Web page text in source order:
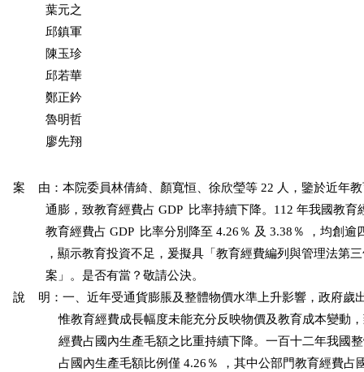
          葉元之
          邱鎮軍
          陳玉珍
          邱若華
          鄭正鈐
          魯明哲
          廖先翔
案    由：本院委員林倩綺、顏寬恒、徐欣瑩等 22 人，鑒於近年
通膨，致教育經費占 GDP  比率持續下降。112 年我國教
教育經費占 GDP  比率分別降至 4.26％ 及 3.38％ ，均創
，顯示教育投資不足，爰擬具「教育經費編列與管理法第
          案」。是否有當？敬請公決。
說    明：一、近年受通貨膨脹及整體物價水準上升影響，政府歲
惟教育經費成長幅度未能充分反映物價及教育成本變動
經費占國內生產毛額之比重持續下降。一百十二年我國
占國內生產毛額比例僅 4.26％ ，其中公部門教育經費